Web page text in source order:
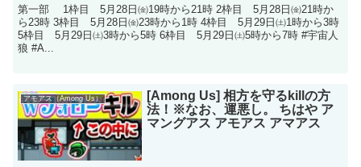
第一部 1枠目 5月28日㈮19時から21時 2枠目 5月28日㈮21時か
ら23時 3枠目 5月28日㈮23時から1時 4枠目 5月29日㈯1時から3時
5枠目 5月29日㈯3時から5時 6枠目 5月29日㈯5時から7時 #宇宙人
狼 #A...
アモアス（Among Us）
[Among Us] 相方を守るkillの方
法！※なお、運悪し。 ちはや ア
マングアス アモアス アマアス